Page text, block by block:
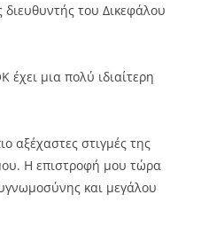
διευθυντής του Δικεφάλου
μια πολύ ιδιαίτερη
αξέχαστες στιγμές της
Η επιστροφή μου τώρα
και μεγάλου